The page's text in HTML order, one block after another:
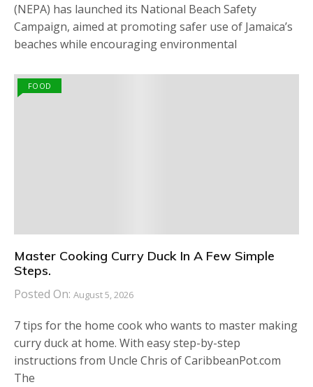
(NEPA) has launched its National Beach Safety
Campaign, aimed at promoting safer use of Jamaica’s
beaches while encouraging environmental
FOOD
Master Cooking Curry Duck In A Few Simple
Steps.
Posted On: August 5, 2026
7 tips for the home cook who wants to master making
curry duck at home. With easy step-by-step
instructions from Uncle Chris of CaribbeanPot.com
The